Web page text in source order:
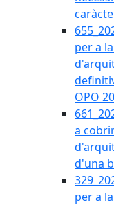
per a
OPO
a
d'una
per a